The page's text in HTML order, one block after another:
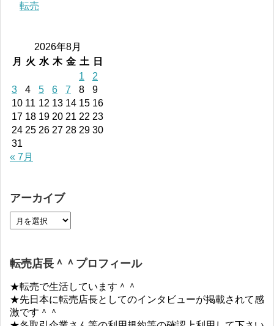
転売
2026年8月
月
火 水 木 金 土
日
1
2
3
4 5 6 7 8
9
10 11 12 13 14 15 16
17 18 19 20 21 22 23
24 25 26 27 28 29 30
31
« 7月
アーカイブ
転売店長＾＾プロフィール
★転売で生活しています＾＾
★先日本に転売店長としてのインタビューが掲載されて感
激です＾＾